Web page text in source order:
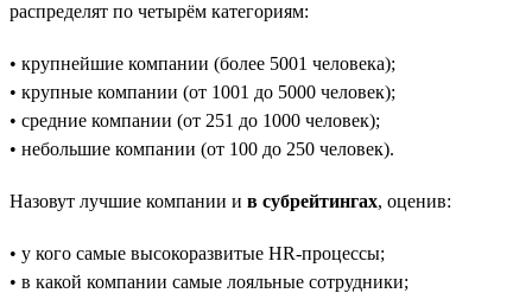
распределят по четырём категориям:
• крупнейшие компании (более 5001 человека);
• крупные компании (от 1001 до 5000 человек);
• средние компании (от 251 до 1000 человек);
• небольшие компании (от 100 до 250 человек).
Назовут лучшие компании и в субрейтингах, оценив:
• у кого самые высокоразвитые HR-процессы;
• в какой компании самые лояльные сотрудники;